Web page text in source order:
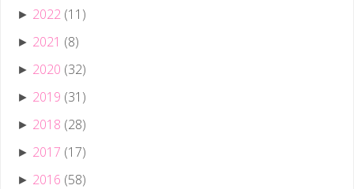
► 2022 (11)
► 2021 (8)
► 2020 (32)
► 2019 (31)
► 2018 (28)
► 2017 (17)
► 2016 (58)